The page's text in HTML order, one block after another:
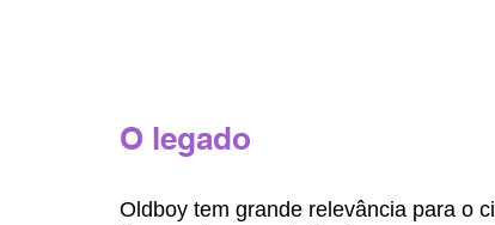
O legado
Oldboy tem grande relevância para o